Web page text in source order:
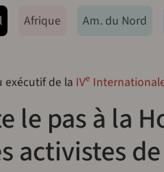
Afrique Am. du Nord
exécutif de la IVe
le pas à la
activistes